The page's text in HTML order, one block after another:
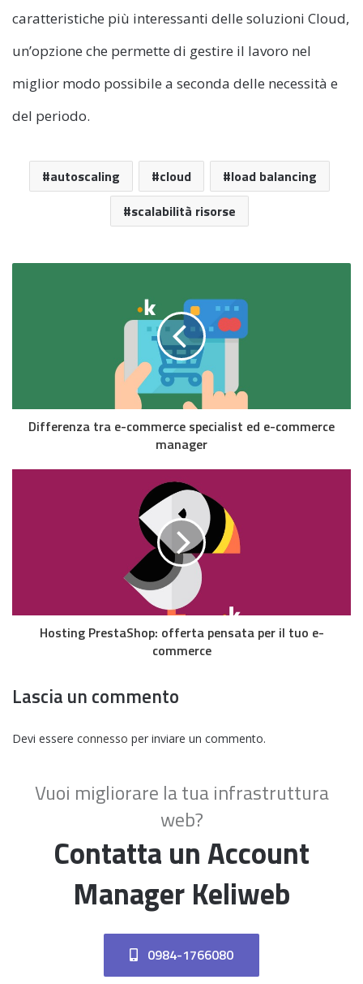
caratteristiche più interessanti delle soluzioni Cloud,
un’opzione che permette di gestire il lavoro nel
miglior modo possibile a seconda delle necessità e
del periodo.
autoscaling cloud
load balancing
scalabilità risorse
Differenza tra e-commerce specialist ed e-commerce
manager
Hosting PrestaShop: offerta pensata per il tuo e-
commerce
Lascia un commento
Devi essere connesso per inviare un commento.
Vuoi migliorare la tua infrastruttura
web?
Contatta un Account
Manager Keliweb
0984-1766080